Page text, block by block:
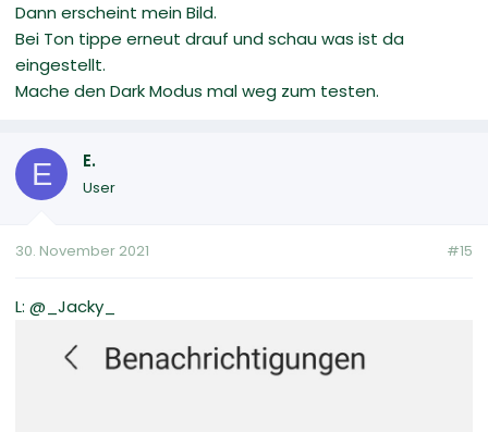
Dann erscheint mein Bild.
Bei Ton tippe erneut drauf und schau was ist da
eingestellt.
Mache den Dark Modus mal weg zum testen.
E E.
User
30. November 2021 #15
L: @_Jacky_